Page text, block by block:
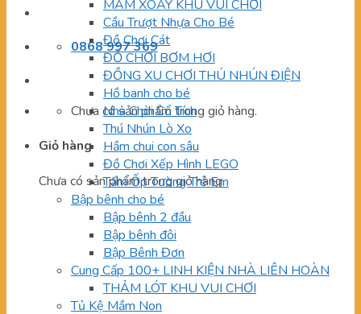
0868 997 369
Chưa có sản phẩm trong giỏ hàng.
Giỏ hàng
Chưa có sản phẩm trong giỏ hàng.
MÂM XOAY KHU VUI CHƠI
Cầu Trượt Nhựa Cho Bé
Đồ Chơi Cát
ĐỒ CHƠI BƠM HƠI
ĐỒNG XU CHƠI THÚ NHÚN ĐIỆN
Hồ banh cho bé
Nhà Chòi Cổ Tích
Thú Nhún Lò Xo
Hầm chui con sâu
Đồ Chơi Xếp Hình LEGO
Tấm Ốp Tường Trẻ Em
Bập bênh cho bé
Bập bênh 2 đầu
Bập bênh đôi
Bập Bênh Đơn
Cung Cấp 100+ LINH KIỆN NHÀ LIÊN HOÀN
THẢM LÓT KHU VUI CHƠI
Tủ Kệ Mầm Non